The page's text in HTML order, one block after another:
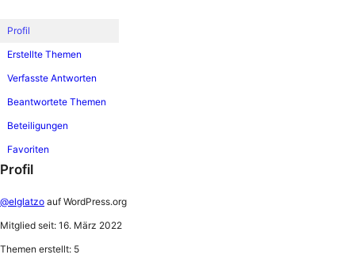
Profil
Erstellte Themen
Verfasste Antworten
Beantwortete Themen
Beteiligungen
Favoriten
Profil
@elglatzo auf WordPress.org
Mitglied seit: 16. März 2022
Themen erstellt: 5